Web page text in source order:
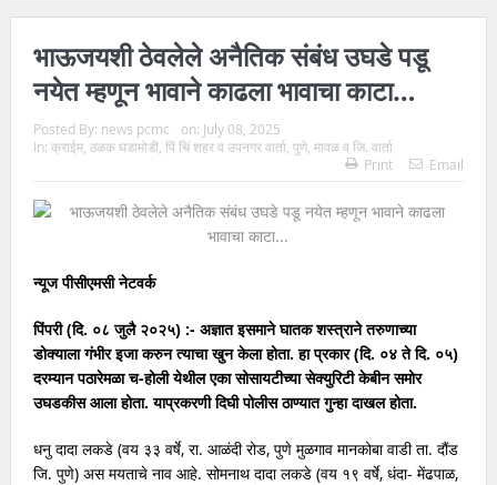
भाऊजयशी ठेवलेले अनैतिक संबंध उघडे पडू
नयेत म्हणून भावाने काढला भावाचा काटा…
Posted By: news pcmc on: July 08, 2025
In: क्राईम, ठळक घडामोडी, पिं चिं शहर व उपनगर वार्ता, पुणे, मावळ व जि. वार्ता
Print
Email
न्यूज पीसीएमसी नेटवर्क
पिंपरी (दि. ०८ जुलै २०२५) :- अज्ञात इसमाने घातक शस्त्राने तरुणाच्या
डोक्याला गंभीर इजा करुन त्याचा खुन केला होता. हा प्रकार (दि. ०४ ते दि. ०५)
दरम्यान पठारेमळा च-होली येथील एका सोसायटीच्या सेक्युरिटी केबीन समोर
उघडकीस आला होता. याप्रकरणी दिघी पोलीस ठाण्यात गुन्हा दाखल होता.
धनु दादा लकडे (वय ३३ वर्षे, रा. आळंदी रोड, पुणे मुळगाव मानकोबा वाडी ता. दौंड
जि. पुणे) अस मयताचे नाव आहे. सोमनाथ दादा लकडे (वय १९ वर्षे, धंदा- मेंढपाळ,